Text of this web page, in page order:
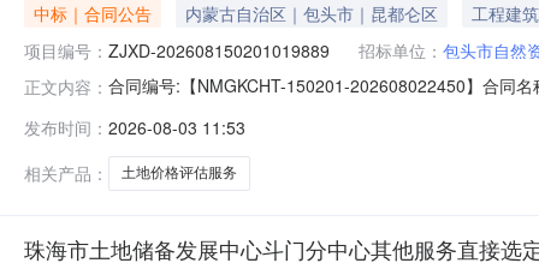
中标｜合同公告 内蒙古自治区｜包头市｜昆都仑区
工程建筑
项目编号： ZJXD-202608150201019889 招标单位： 包头市自然
正文内容： 合同编号:【NMGKCHT-150201-202608022450】合同
王集艳合同主要信息1、主要标的信息：主要标的名称：
发布时间： 2026-08-03 11:53
相关产品：
土地价格评估服务
珠海市土地储备发展中心斗门分中心其他服务直接选